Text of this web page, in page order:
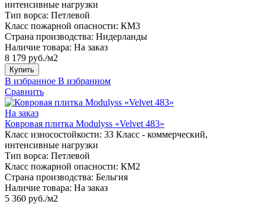
интенсивные нагрузки
Тип ворса: Петлевой
Класс пожарной опасности: КМ3
Страна производства: Нидерланды
Наличие товара: На заказ
8 179 руб./м2
Купить
В избранное В избранном
Сравнить
На заказ
Ковровая плитка Modulyss «Velvet 483»
Класс износостойкости: 33 Класс - коммерческий,
интенсивные нагрузки
Тип ворса: Петлевой
Класс пожарной опасности: КМ2
Страна производства: Бельгия
Наличие товара: На заказ
5 360 руб./м2